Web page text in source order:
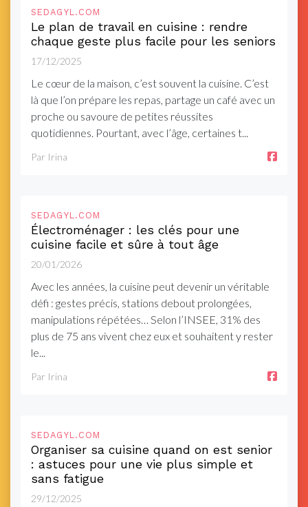
SEDAGYL.COM
Le plan de travail en cuisine : rendre
chaque geste plus facile pour les seniors
17/12/2025
Le cœur de la maison, c’est souvent la cuisine. C’est
là que l’on prépare les repas, partage un café avec un
proche ou savoure de petites réussites
quotidiennes. Pourtant, avec l’âge, certaines t...
Par Irina
SEDAGYL.COM
Électroménager : les clés pour une
cuisine facile et sûre à tout âge
20/01/2026
Avec les années, la cuisine peut devenir un véritable
défi : gestes précis, stations debout prolongées,
manipulations répétées… Selon l’INSEE, 31% des
plus de 75 ans vivent chez eux et souhaitent y rester
le...
Par Irina
SEDAGYL.COM
Organiser sa cuisine quand on est senior
: astuces pour une vie plus simple et
sans fatigue
29/12/2025